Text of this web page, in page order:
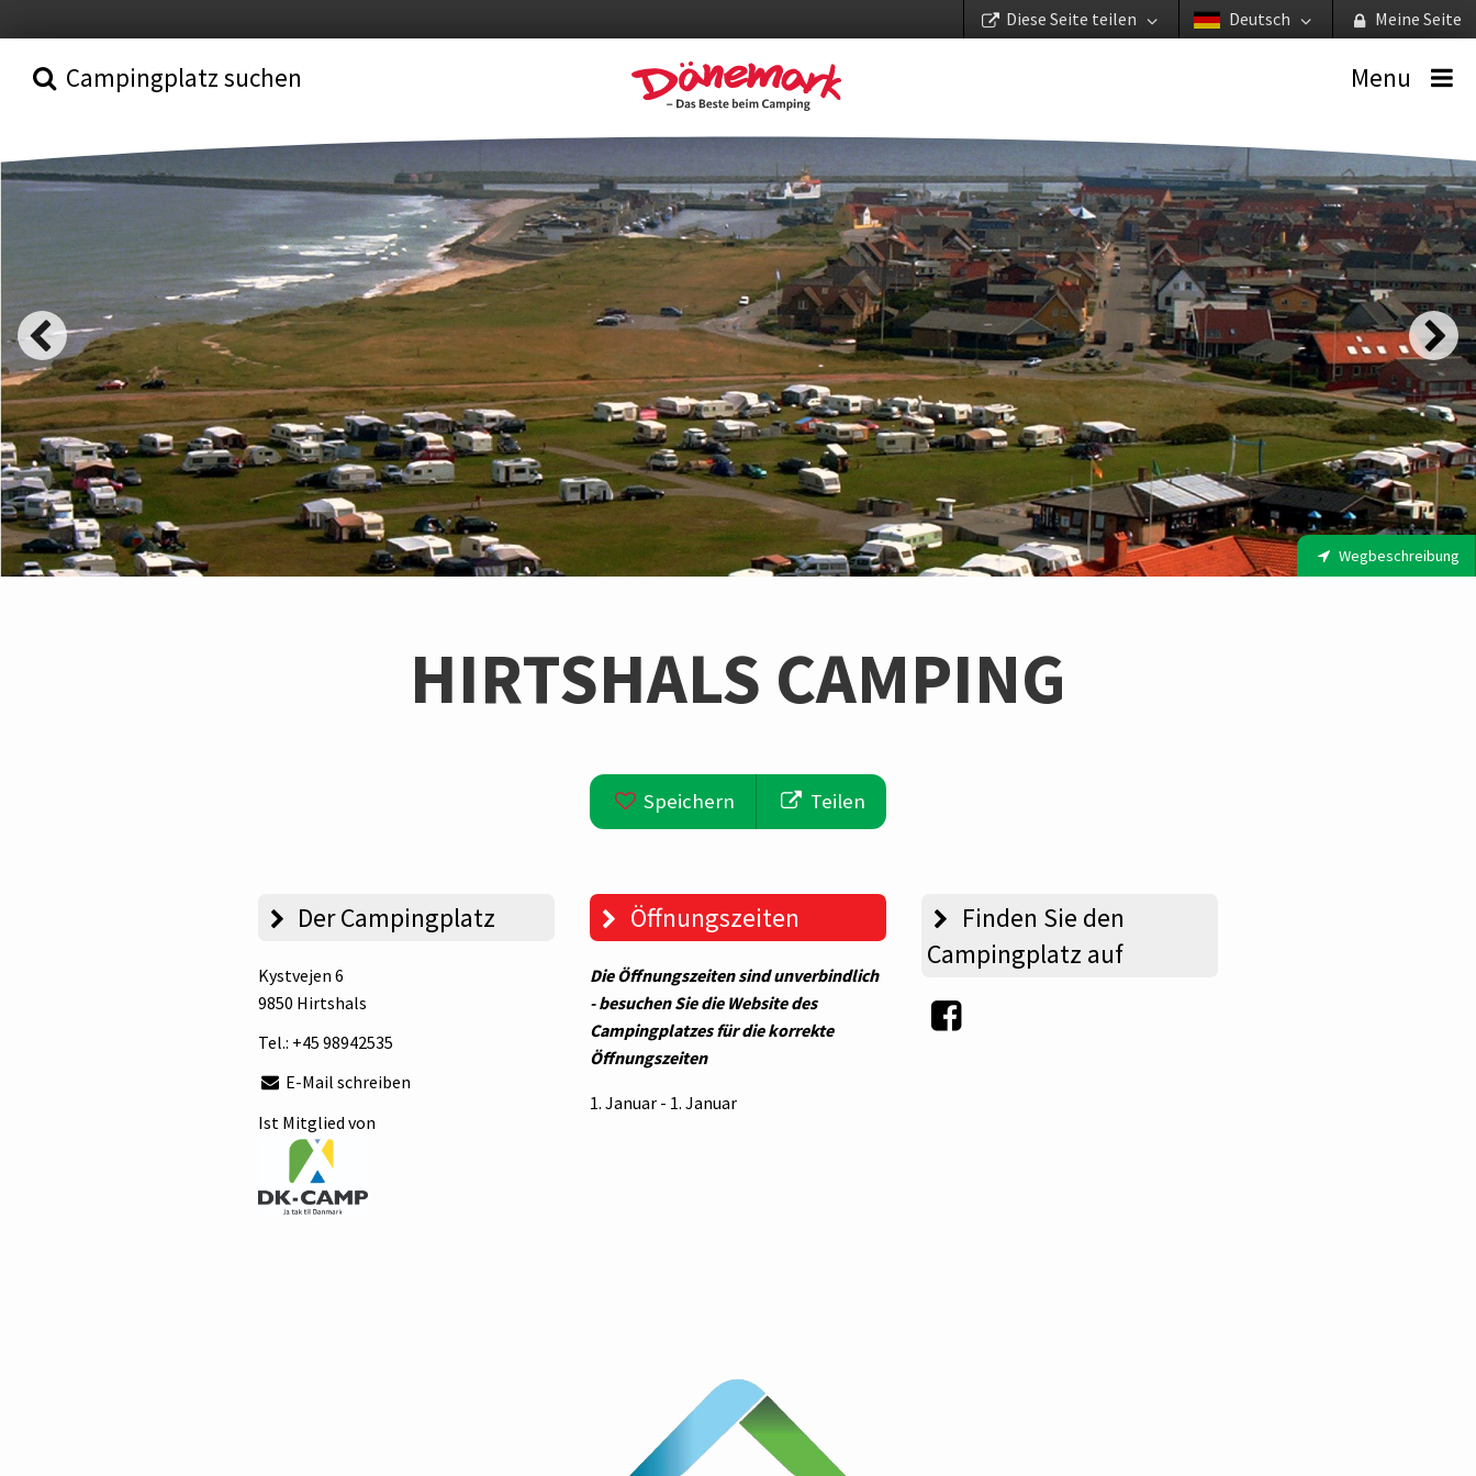
Meine Seite
Deutsch
Diese Seite teilen
Campingplatz suchen Menu
Wegbeschreibung
HIRTSHALS CAMPING
Speichern Teilen
Der Campingplatz
Kystvejen 6
9850 Hirtshals
Tel.: +45 98942535
E-Mail schreiben
Ist Mitglied von
Öffnungszeiten
Die Öffnungszeiten sind unverbindlich
- besuchen Sie die Website des
Campingplatzes für die korrekte
Öffnungszeiten
1. Januar - 1. Januar
Finden Sie den
Campingplatz auf